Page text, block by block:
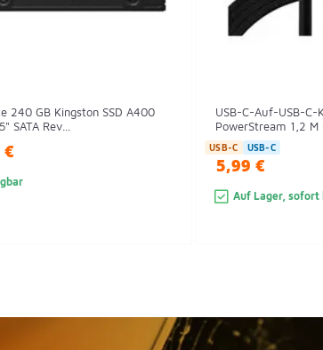
240 GB Kingston SSD A400
SATA Rev...
€
USB-C-Auf-USB-C-
PowerStream 1,2 M
USB-C USB-C
5,99 €
Auf Lager, sofort